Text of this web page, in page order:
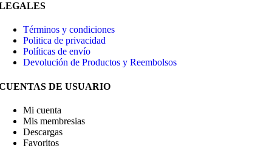
Términos y condiciones
Politica de privacidad
Políticas de envío
Devolución de Productos y Reembolsos
DE USUARIO
Mi cuenta
Mis membresias
Descargas
Favoritos